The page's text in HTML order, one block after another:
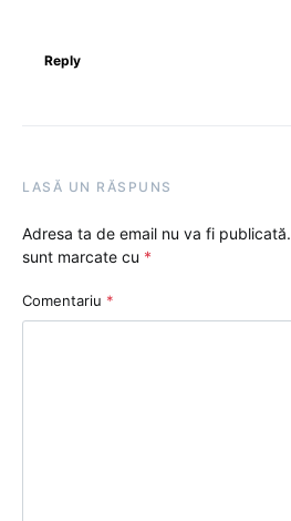
Reply
LASĂ UN RĂSPUNS
Adresa ta de email nu va fi publicată.
sunt marcate cu *
Comentariu *